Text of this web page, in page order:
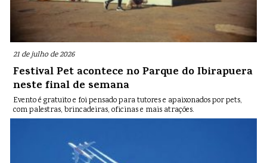
21 de julho de 2026
Festival Pet acontece no Parque do Ibirapuera
neste final de semana
Evento é gratuito e foi pensado para tutores e apaixonados por pets,
com palestras, brincadeiras, oficinas e mais atrações.